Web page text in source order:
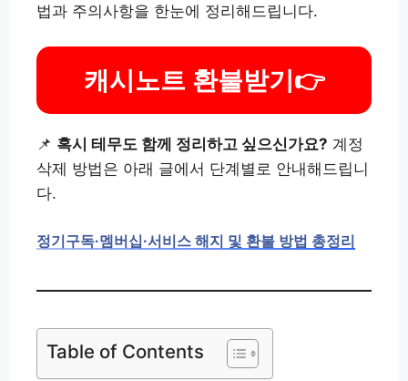
법과 주의사항을 한눈에 정리해드립니다.
캐시노트 환불받기👉
📌 혹시 테무도 함께 정리하고 싶으신가요? 계정
삭제 방법은 아래 글에서 단계별로 안내해드립니
다.
정기구독·멤버십·서비스 해지 및 환불 방법 총정리
Table of Contents